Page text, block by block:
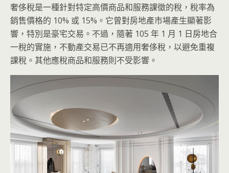
奢侈稅是一種針對特定高價商品和服務課徵的稅，稅率為
銷售價格的 10% 或 15%。它曾對房地產市場產生顯著影
響，特別是豪宅交易。不過，隨著 105 年 1 月 1 日房地合
一稅的實施，不動產交易已不再適用奢侈稅，以避免重複
課稅。其他應稅商品和服務則不受影響。